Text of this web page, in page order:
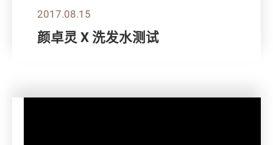
2017.08.15
颜卓灵 X 洗发水测试